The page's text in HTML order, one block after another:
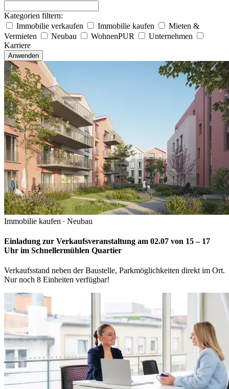
Kategorien filtern:
Immobilie verkaufen
Immobilie kaufen
Mieten &
Vermieten
Neubau WohnenPUR
Unternehmen
Karriere
Immobilie kaufen ∙ Neubau
Einladung zur Verkaufsveranstaltung am 02.07 von 15 – 17
Uhr im Schnellermühlen Quartier
Verkaufsstand neben der Baustelle, Parkmöglichkeiten direkt im Ort.
Nur noch 8 Einheiten verfügbar!